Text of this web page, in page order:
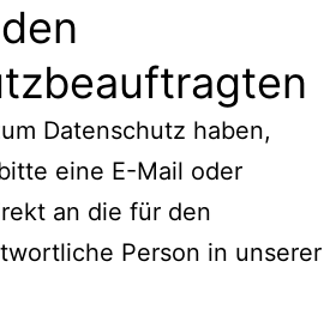
Datenschutz haben,
eine E-Mail oder
an die für den
Person in unserer